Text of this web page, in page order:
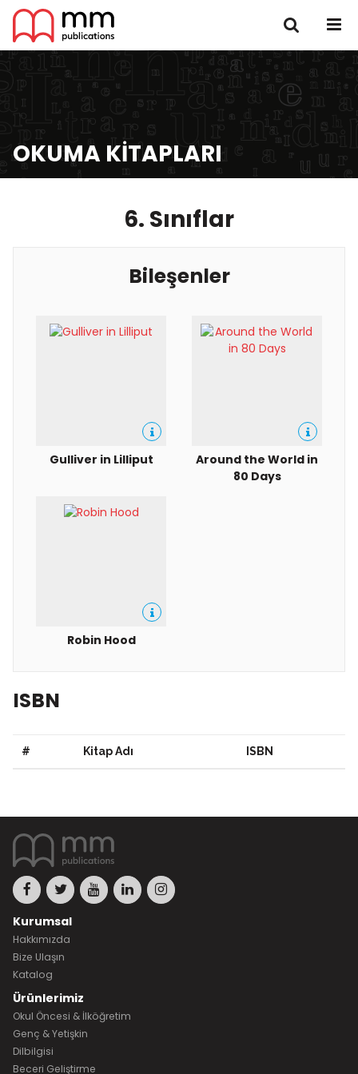
OKUMA KITAPLARI
6. Sınıflar
Bileşenler
Gulliver in Lilliput
Around the World in
80 Days
Robin Hood
ISBN
# Kitap Adı ISBN
Kurumsal
Hakkımızda
Bize Ulaşın
Katalog
Ürünlerimiz
Okul Öncesi & İlköğretim
Genç & Yetişkin
Dilbilgisi
Beceri Geliştirme